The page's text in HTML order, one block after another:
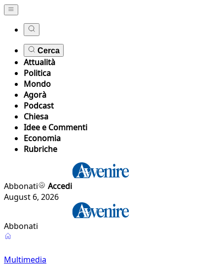
Cerca
Attualità
Politica
Mondo
Agorà
Podcast
Chiesa
Idee e Commenti
Economia
Rubriche
Abbonati
Accedi
August 6, 2026
Abbonati
Multimedia